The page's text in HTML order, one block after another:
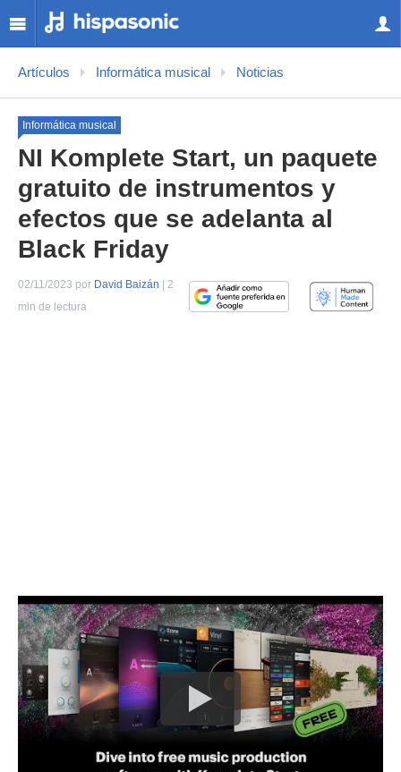
Artículos Informática musical Noticias
Informática musical
NI Komplete Start, un paquete
gratuito de instrumentos y
efectos que se adelanta al
Black Friday
02/11/2023 por David Baizán | 2
min de lectura